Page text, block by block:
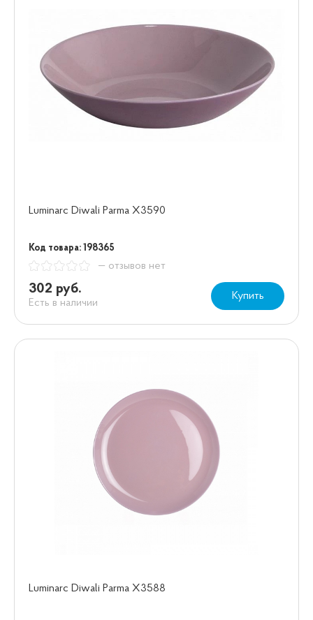
Luminarc Diwali Parma X3590
Код товара: 198365
— отзывов нет
302 руб.
Есть в наличии
Купить
Luminarc Diwali Parma X3588